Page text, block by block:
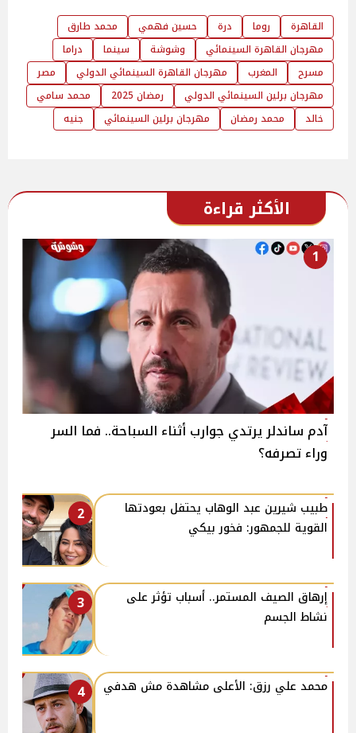
القاهرة روما درة حسين فهمي
محمد طارق
مهرجان القاهرة السينمائي
وشوشة سينما
دراما
مسرح
المغرب مهرجان القاهرة السينمائي الدولي
مصر
مهرجان برلين السينمائي الدولي
رمضان 2025
محمد سامي
خالد
محمد رمضان مهرجان برلين السينمائي جنيه
الأكثر قراءة
1
آدم ساندلر يرتدي جوارب أثناء السباحة.. فما السر
وراء تصرفه؟
2
طبيب شيرين عبد الوهاب يحتفل بعودتها
القوية للجمهور: فخور بيكي
3
إرهاق الصيف المستمر.. أسباب تؤثر على
نشاط الجسم
4 محمد علي رزق: الأعلى مشاهدة مش هدفي